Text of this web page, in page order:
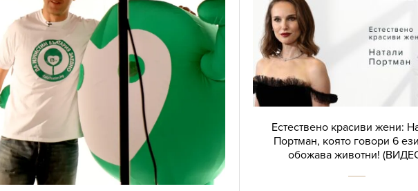
Естествено красиви жени:
Портман, която говори 6
обожава животни!